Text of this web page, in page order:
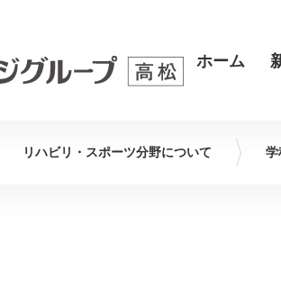
ホーム
リハビリ・スポーツ分野について 学